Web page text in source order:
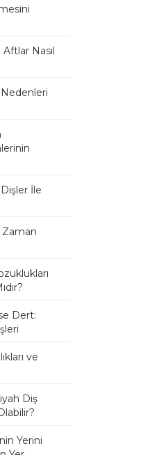
Nasıl
Dişler İle
Dert:
ve
Diş
Yerini